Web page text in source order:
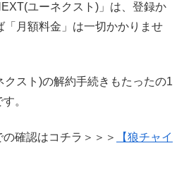
ユーネクスト)」は、登録か
「月額料金」は一切かかりませ
クスト)の解約手続きもたったの1
。
確認はコチラ＞＞＞
【狼チャイ